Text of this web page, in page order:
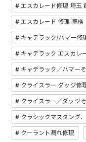
エスカレード修理 埼玉
エスカレード 修理 車検
キャデラック/ハマー修
キャデラック エスカレ
キャデラック／ハマー
クライスラー.ダッジ修
クライスラー／ダッジ
クラシックマスタング
クーラント漏れ修理